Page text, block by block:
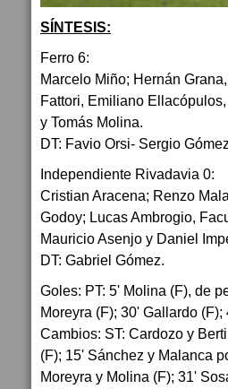
SÍNTESIS:
Ferro 6:
Marcelo Miño; Hernán
Fattori, Emiliano
y Tomás Molina.
DT: Favio Orsi- Sergio
Independiente Rivadavia 0:
Cristian Aracena; Renzo
Godoy; Lucas Ambrogio,
Mauricio Asenjo y Daniel
DT: Gabriel Gómez.
Goles: PT: 5' Molina (F), de
Moreyra (F); 30' Gallardo (F);
Cambios: ST: Cardozo y
(F); 15' Sánchez y Malanca
Moreyra y Molina (F); 31'